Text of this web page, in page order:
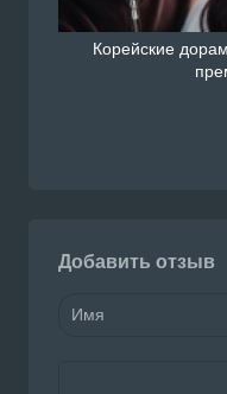
Корейские
Добавить отзыв